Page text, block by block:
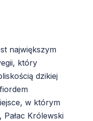
największym
który
dzikiej
w którym
Królewski